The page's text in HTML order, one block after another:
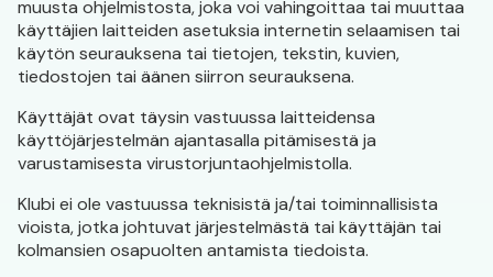
muusta ohjelmistosta, joka voi vahingoittaa tai muuttaa
käyttäjien laitteiden asetuksia internetin selaamisen tai
käytön seurauksena tai tietojen, tekstin, kuvien,
tiedostojen tai äänen siirron seurauksena.
Käyttäjät ovat täysin vastuussa laitteidensa
käyttöjärjestelmän ajantasalla pitämisestä ja
varustamisesta virustorjuntaohjelmistolla.
Klubi ei ole vastuussa teknisistä ja/tai toiminnallisista
vioista, jotka johtuvat järjestelmästä tai käyttäjän tai
kolmansien osapuolten antamista tiedoista.